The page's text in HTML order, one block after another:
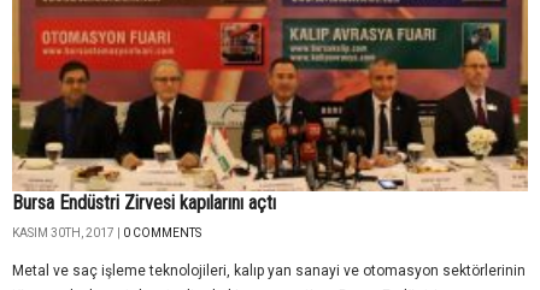
Bursa Endüstri Zirvesi kapılarını açtı
KASIM 30TH, 2017 | 0 COMMENTS
Metal ve saç işleme teknolojileri, kalıp yan sanayi ve otomasyon sektörlerinin